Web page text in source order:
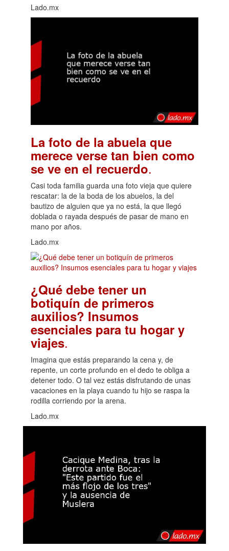
Lado.mx
La foto de la abuela que
merece verse tan bien como
se ve en el recuerdo.
Casi toda familia guarda una foto vieja que quiere
rescatar: la de la boda de los abuelos, la del
bautizo de alguien que ya no está, la que llegó
doblada o rayada después de pasar de mano en
mano por años.
Lado.mx
¿Qué debe tener un
botiquín de primeros
auxilios? Insumos
esenciales para tu hogar y
viajes.
Imagina que estás preparando la cena y, de
repente, un corte profundo en el dedo te obliga a
detener todo. O tal vez estás disfrutando de unas
vacaciones en la playa cuando tu hijo se raspa la
rodilla corriendo por la arena.
Lado.mx